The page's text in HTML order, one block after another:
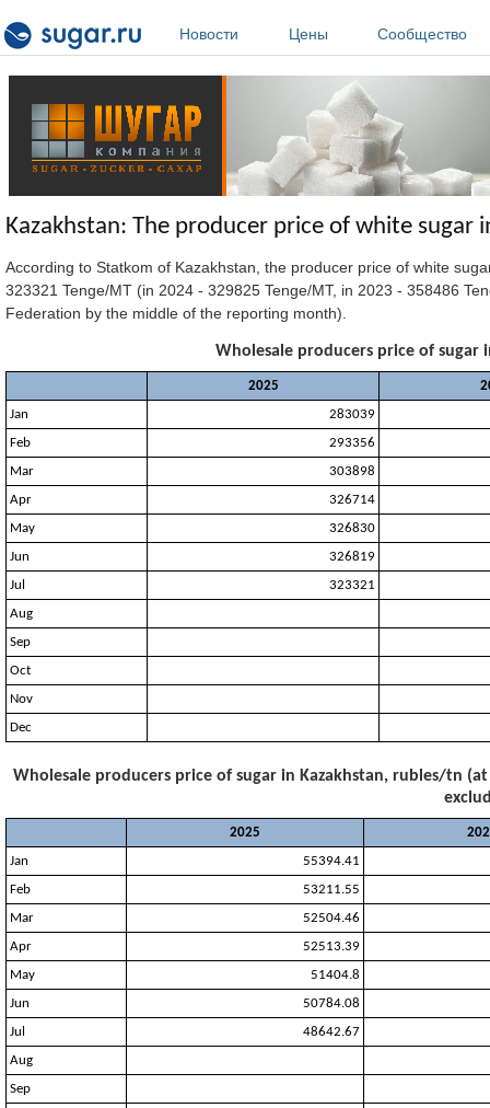
Новости
Цены Сообщество
Kazakhstan: The producer price of white sugar
According to Statkom of Kazakhstan, the producer price of white
323321 Tenge/MT (in 2024 - 329825 Tenge/MT, in 2023 - 358486
Federation by the middle of the reporting month).
Wholesale producers price of sugar
2025
Jan
283039
Feb
293356
Mar
303898
Apr
326714
May
326830
Jun
326819
Jul
323321
Aug
Sep
Oct
Nov
Dec
Wholesale producers price of sugar in Kazakhstan, rubles/tn
2025
Jan
55394.41
Feb
53211.55
Mar
52504.46
Apr
52513.39
May
51404.8
Jun
50784.08
Jul
48642.67
Aug
Sep